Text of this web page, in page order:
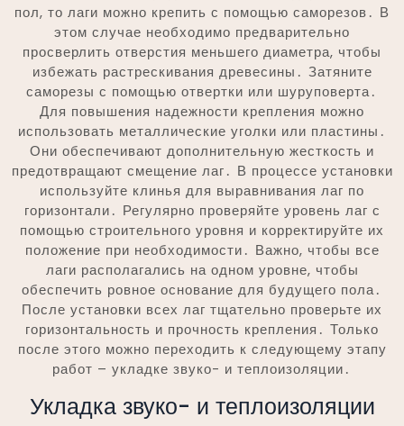
пол, то лаги можно крепить с помощью саморезов․ В
этом случае необходимо предварительно
просверлить отверстия меньшего диаметра, чтобы
избежать растрескивания древесины․ Затяните
саморезы с помощью отвертки или шуруповерта․
Для повышения надежности крепления можно
использовать металлические уголки или пластины․
Они обеспечивают дополнительную жесткость и
предотвращают смещение лаг․ В процессе установки
используйте клинья для выравнивания лаг по
горизонтали․ Регулярно проверяйте уровень лаг с
помощью строительного уровня и корректируйте их
положение при необходимости․ Важно, чтобы все
лаги располагались на одном уровне, чтобы
обеспечить ровное основание для будущего пола․
После установки всех лаг тщательно проверьте их
горизонтальность и прочность крепления․ Только
после этого можно переходить к следующему этапу
работ – укладке звуко- и теплоизоляции․
Укладка звуко- и теплоизоляции